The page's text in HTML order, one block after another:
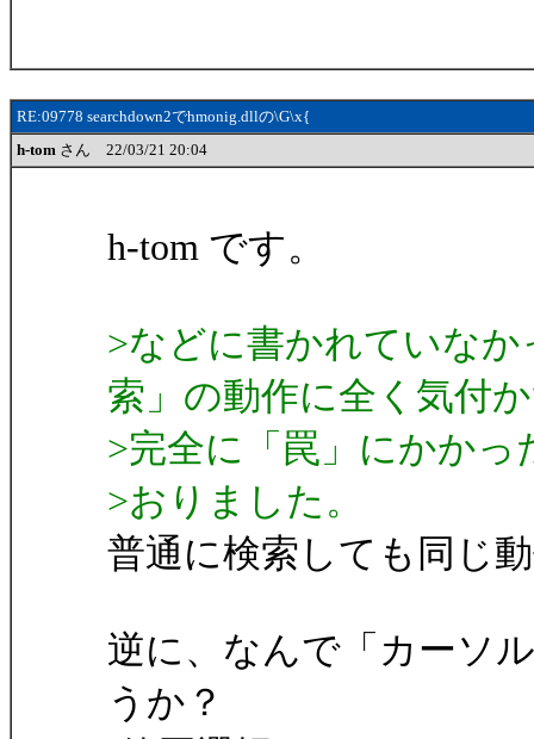
RE:09778 searchdown2でhmonig.dllの\G\x{
h-tom さん 22/03/21 20:04
h-tom です。
>などに書かれていな
索」の動作に全く気付
>完全に「罠」にかかっ
>おりました。
普通に検索しても同じ
逆に、なんで「カーソ
うか？